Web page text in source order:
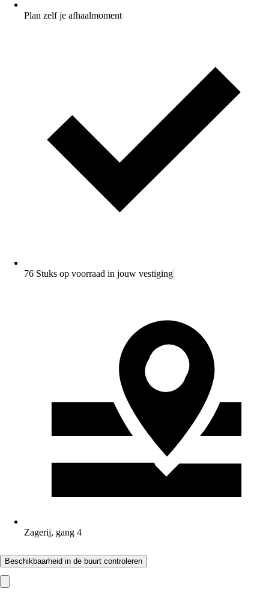
Plan zelf je afhaalmoment
76 Stuks op voorraad in jouw vestiging
Zagerij, gang 4
Beschikbaarheid in de buurt controleren